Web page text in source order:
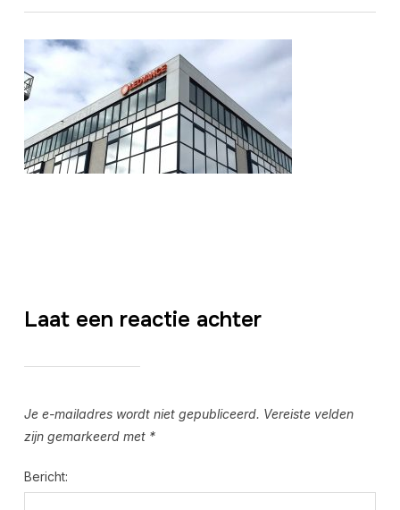
Laat een reactie achter
Je e-mailadres wordt niet gepubliceerd. Vereiste velden
zijn gemarkeerd met *
Bericht: